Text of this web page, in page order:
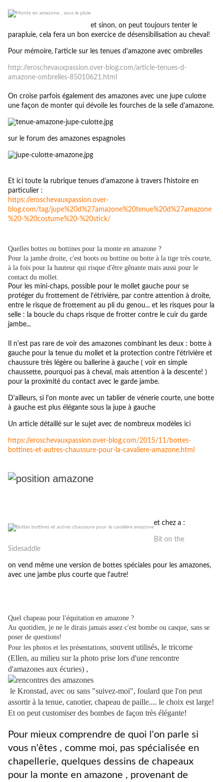
et sinon, on peut toujours tenter le
parapluie, cela fera un bon exercice de désensibilisation au cheval!
Pour mémoire, l'article sur les tenues d'amazone avec ombrelles
http://eroschevauxpassion.over-blog.com/article-tenues-d-
amazone-ombrelles-85010621.html
On croise parfois également des amazones avec une jupe culotte
une façon de monter qui dévoile les fourches de la selle d'amazone.
sur le forum des amazones espagnoles
Et ici toute la rubrique tenues d'amazone à travers l'histoire en
particulier :
https://eroschevauxpassion.over-
blog.com/tag/jupe%20d%27amazone%20tenue%20d%27amazone
%20-%20costume%20-%20stick/
Quelles bottes ou bottines pour la monte en amazone ?
Pour la jambe droite, c'est boots ou bottine ou botte à la tige très courte,
à la fois pour la hauteur qui risque d'être gênante mais aussi pour le
contact du mollet.
Pour les mini-chaps, possible pour le mollet gauche pour se
protéger du frottement de l'étrivière, par contre attention à droite,
entre le risque de frottement au pli du genou... et les risques pour la
selle : la boucle du chaps risque de frotter contre le cuir du garde
jambe...
Il n'est pas rare de voir des amazones combinant les deux : botte à
gauche pour la tenue du mollet et la protection contre l'étrivière et
chaussure très légère ou ballerine à gauche ( voir en simple
chaussette, pourquoi pas à cheval, mais attention à la descente! )
pour la proximité du contact avec le garde jambe.
D'ailleurs, si l'on monte avec un tablier de vénerie courte, une botte
à gauche est plus élégante sous la jupe à gauche
Un article détaillé sur le sujet avec de nombreux modèles ici
https://eroschevauxpassion.over-blog.com/2015/11/bottes-
bottines-et-autres-chaussure-pour-la-cavaliere-amazone.html
et chez a :
Bit on the
Sidesaddle
on vend même une version de bottes spéciales pour les amazones,
avec une jambe plus courte que l'autre!
Quel chapeau pour l'équitation en amazone ?
Au quotidien, je ne le dirais jamais assez c'est bombe ou casque, sans se
poser de questions!
Pour les photos et les présentations, souvent utilisés, le tricorne
(Ellen, au milieu sur la photo prise lors d'une rencontre
d'amazones aux écuries) ,
le Kronstad, avec ou sans "suivez-moi", foulard que l'on peut
assortir à la tenue, canotier, chapeau de paille.... le choix est large!
Et on peut customiser des bombes de façon très élégante!
Pour mieux comprendre de quoi l'on parle si
vous n'êtes , comme moi, pas spécialisée en
chapellerie, quelques dessins de chapeaux
pour la monte en amazone , provenant de